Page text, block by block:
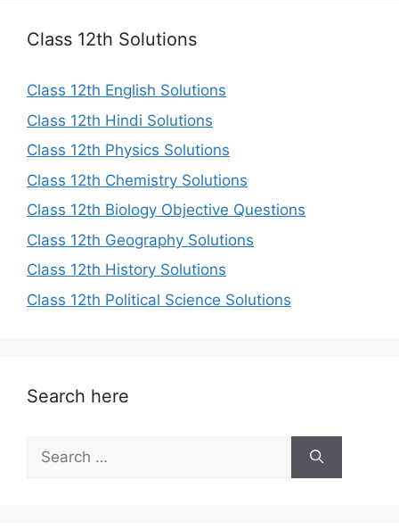
Class 12th Solutions
Class 12th English Solutions
Class 12th Hindi Solutions
Class 12th Physics Solutions
Class 12th Chemistry Solutions
Class 12th Biology Objective Questions
Class 12th Geography Solutions
Class 12th History Solutions
Class 12th Political Science Solutions
Search here
for: